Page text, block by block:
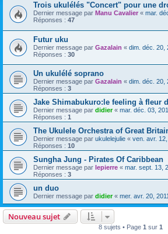
Trois ukulélés "Concert" pour une
Dernier message par Manu Cavalier « mar.
Réponses : 47
Futur uku
Dernier message par Gazalain « dim. déc. 20,
Réponses : 30
Un ukulélé soprano
Dernier message par Gazalain « dim. déc. 20,
Réponses : 3
Jake Shimabukuro:le feeling à fleur
Dernier message par didier« mar. déc. 03,
Réponses : 1
The Ukulele Orchestra of Great
Dernier message par ukulelejulie « ven. avr.
Réponses : 10
Sungha Jung - Pirates Of Caribbean
Dernier message par lepierre « mar. sept. 13,
Réponses : 3
un duo
Dernier message par didier« mer. avr. 20,
Nouveau sujet
8 sujets • Page 1 sur 1